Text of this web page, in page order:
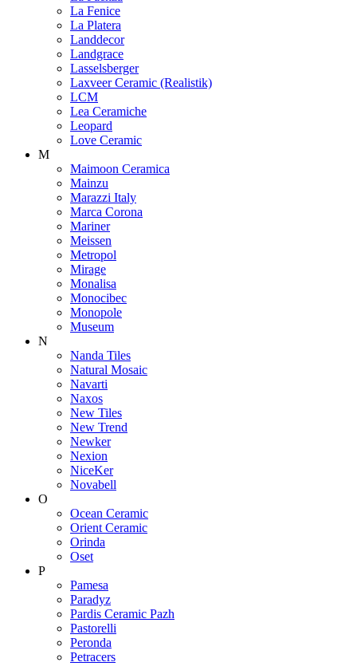
La Fenice
La Platera
Landdecor
Landgrace
Lasselsberger
Laxveer Ceramic (Realistik)
LCM
Lea Ceramiche
Leopard
Love Ceramic
M
Maimoon Ceramica
Mainzu
Marazzi Italy
Marca Corona
Mariner
Meissen
Metropol
Mirage
Monalisa
Monocibec
Monopole
Museum
N
Nanda Tiles
Natural Mosaic
Navarti
Naxos
New Tiles
New Trend
Newker
Nexion
NiceKer
Novabell
O
Ocean Ceramic
Orient Ceramic
Orinda
Oset
P
Pamesa
Paradyz
Pardis Ceramic Pazh
Pastorelli
Peronda
Petracers